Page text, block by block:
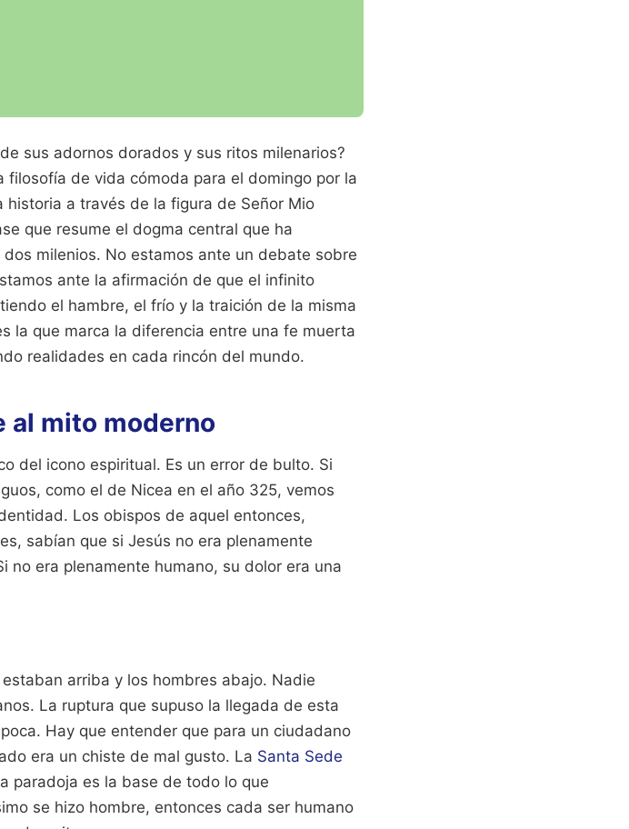
sus adornos dorados y sus ritos milenarios?
de vida cómoda para el domingo por la
a través de la figura de Señor Mio
que resume el dogma central que ha
milenios. No estamos ante un debate sobre
ante la afirmación de que el infinito
el hambre, el frío y la traición de la misma
la que marca la diferencia entre una fe muerta
realidades en cada rincón del mundo.
al mito moderno
del icono espiritual. Es un error de bulto. Si
como el de Nicea en el año 325, vemos
Los obispos de aquel entonces,
sabían que si Jesús no era plenamente
no era plenamente humano, su dolor era una
arriba y los hombres abajo. Nadie
La ruptura que supuso la llegada de esta
Hay que entender que para un ciudadano
era un chiste de mal gusto. La Santa Sede
paradoja es la base de todo lo que
se hizo hombre, entonces cada ser humano